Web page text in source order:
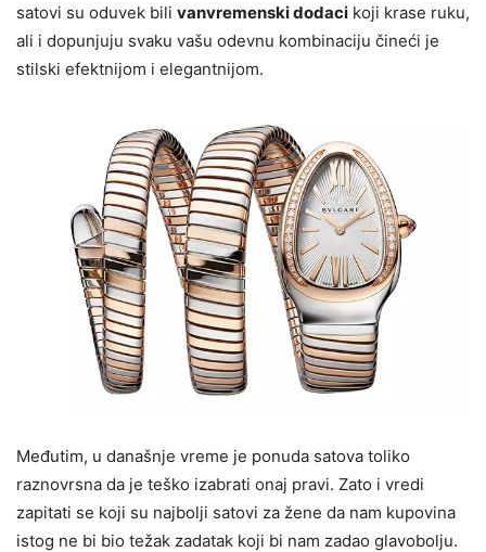
satovi su oduvek bili vanvremenski dodaci koji krase ruku,
ali i dopunjuju svaku vašu odevnu kombinaciju čineći je
stilski efektnijom i elegantnijom.
Međutim, u današnje vreme je ponuda satova toliko
raznovrsna da je teško izabrati onaj pravi. Zato i vredi
zapitati se koji su najbolji satovi za žene da nam kupovina
istog ne bi bio težak zadatak koji bi nam zadao glavobolju.